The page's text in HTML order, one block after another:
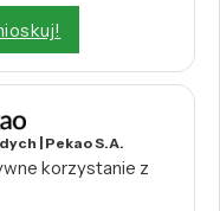
| Pekao S.A.
korzystanie z